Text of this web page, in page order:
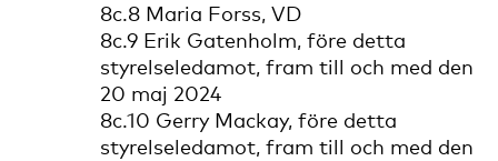
8c.8 Maria Forss, VD
8c.9 Erik Gatenholm, före detta
styrelseledamot, fram till och med den
20 maj 2024
8c.10 Gerry Mackay, före detta
styrelseledamot, fram till och med den